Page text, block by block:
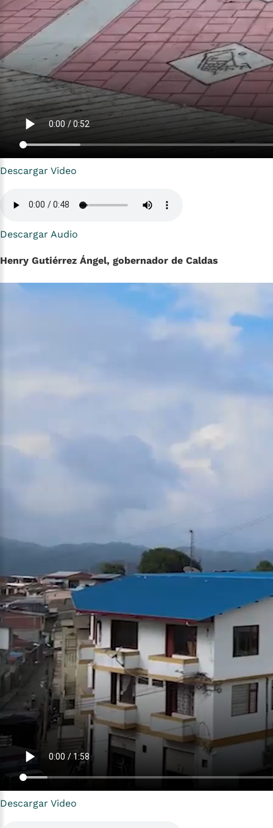
Descargar Video
Descargar Audio
Henry Gutiérrez Ángel, gobernador de Caldas
Descargar Video